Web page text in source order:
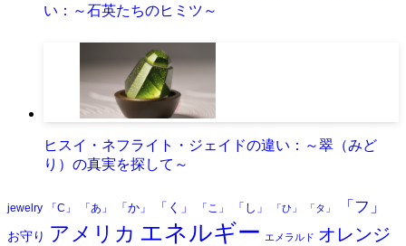
い：～石英たちのヒミツ～
ヒスイ・ネフライト・ジェイドの違い：～翠（みど
り）の真実を探して～
jewelry 「C」 「あ」 「か」 「く」 「こ」 「し」 「ひ」 「タ」 「フ」
お守り アメリカ エネルギー エメラルド オレンジ